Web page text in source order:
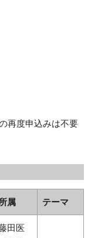
再度申込みは不要
属 テーマ
田医